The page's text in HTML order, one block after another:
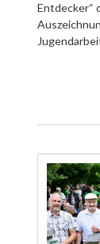
Entdecker“